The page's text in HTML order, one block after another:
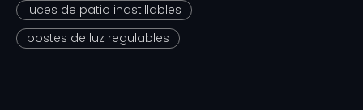
luces de patio inastillables
postes de luz regulables